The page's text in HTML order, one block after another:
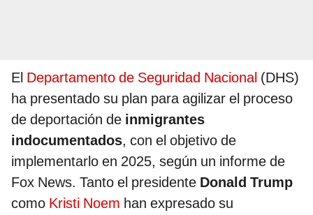
El Departamento de Seguridad Nacional (DHS)
ha presentado su plan para agilizar el proceso
de deportación de inmigrantes
indocumentados, con el objetivo de
implementarlo en 2025, según un informe de
Fox News. Tanto el presidente Donald Trump
como Kristi Noem han expresado su